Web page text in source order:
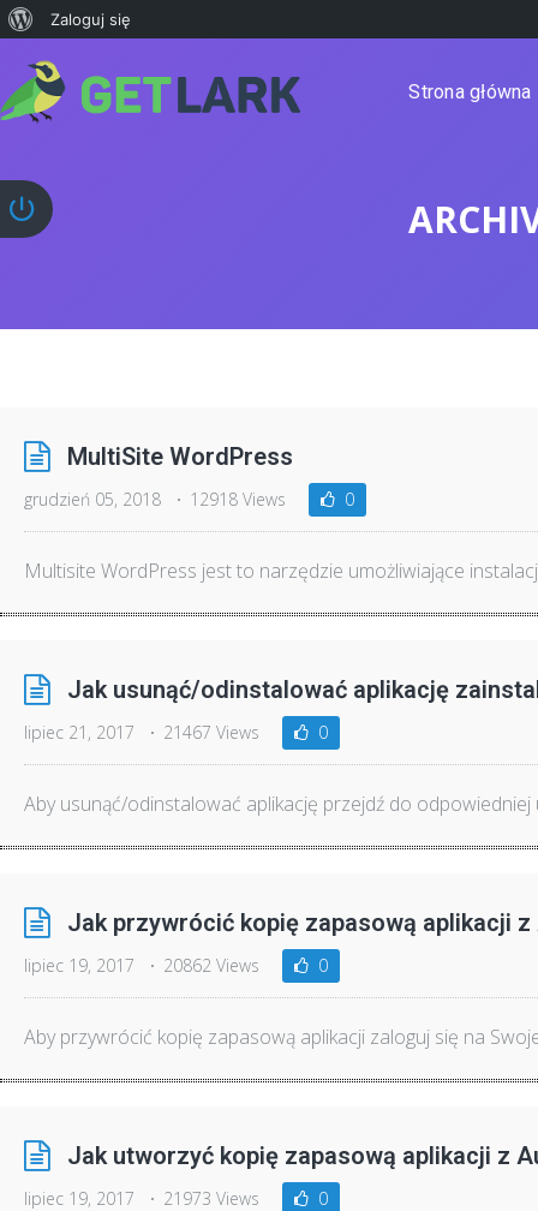
Strona główna
MultiSite WordPress
grudzień 05, 2018 12918 Views 0
Multisite WordPress jest to narzędzie umożliwiające
Jak usunąć/odinstalować aplikację
lipiec 21, 2017 21467 Views 0
Aby usunąć/odinstalować aplikację przejdź do odpowiedniej
Jak przywrócić kopię zapasową aplikacji
lipiec 19, 2017 20862 Views 0
Aby przywrócić kopię zapasową aplikacji zaloguj się na
Jak utworzyć kopię zapasową aplikacji z
lipiec 19, 2017 21973 Views 0
Zaloguj się